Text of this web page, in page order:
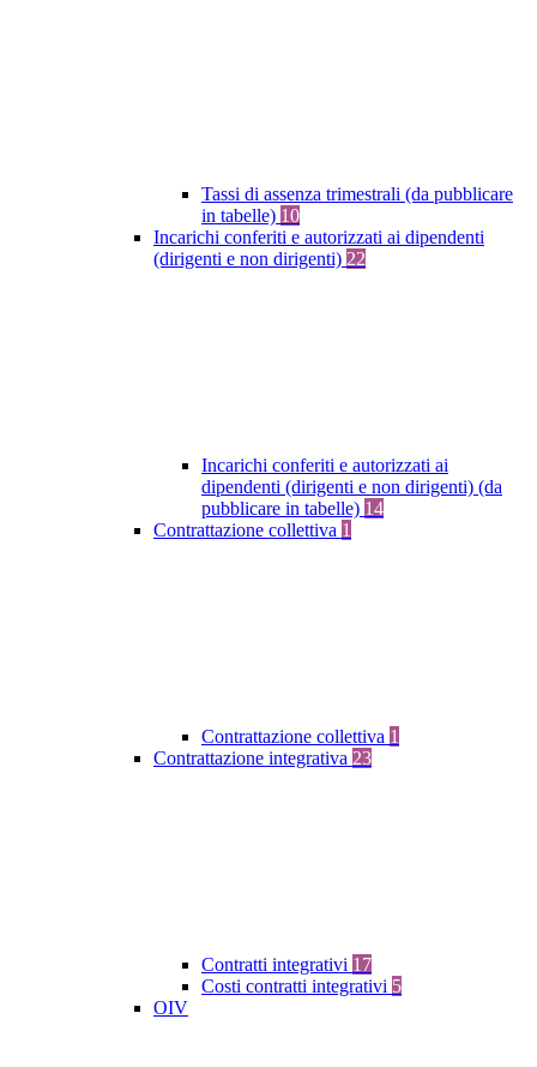
Tassi di assenza trimestrali (da pubblicare
in tabelle) 10
Incarichi conferiti e autorizzati ai dipendenti
(dirigenti e non dirigenti) 22
Incarichi conferiti e autorizzati ai
dipendenti (dirigenti e non dirigenti) (da
pubblicare in tabelle) 14
Contrattazione collettiva 1
Contrattazione collettiva 1
Contrattazione integrativa 23
Contratti integrativi 17
Costi contratti integrativi 5
OIV